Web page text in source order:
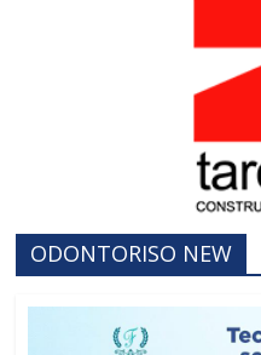
ODONTORISO NEW